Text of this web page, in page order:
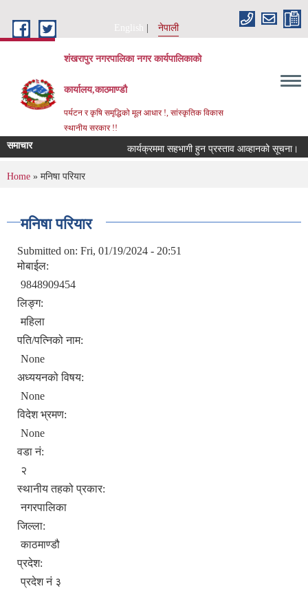
English
नेपाली
शंखरापुर नगरपालिका नगर कार्यपालिकाको
कार्यालय,काठमाण्डौ
पर्यटन र कृषि समृद्धिको मूल आधार !, सांस्कृतिक विकास
स्थानीय सरकार !!
समाचार कार्यक्रममा सहभागी हुन प्रस्ताव आव्हानको सूचना।
You are here
Home » मनिषा परियार
मनिषा परियार
Submitted on: Fri, 01/19/2024 - 20:51
मोबाईल:
9848909454
लिङ्ग:
महिला
पति/पत्निको नाम:
None
अध्ययनको विषय:
None
विदेश भ्रमण:
None
वडा नं:
२
स्थानीय तहको प्रकार:
नगरपालिका
जिल्ला:
काठमाण्डौ
प्रदेश:
प्रदेश नं ३